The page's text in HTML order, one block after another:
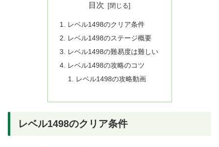
目次
レベル1498のクリア条件
レベル1498のステージ概要
レベル1498の難易度は難しい
レベル1498の攻略のコツ
レベル1498の攻略動画
レベル1498のクリア条件